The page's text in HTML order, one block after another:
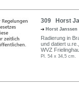
309 Horst
Horst Janssen
Radierung in
und datiert
WVZ
Pl. 54 x 34,5 cm.